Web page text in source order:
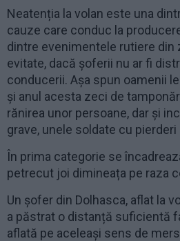
Neatenția la volan este una
cauze care conduc la
dintre evenimentele rutiere din
evitate, dacă șoferii nu ar fi
conducerii. Așa spun oamenii
și anul acesta zeci de
rănirea unor persoane, dar și
grave, unele soldate cu
În prima categorie se
petrecut joi dimineața pe raza
Un șofer din Dolhasca, aflat la
a păstrat o distanță suficientă
aflată pe aceleași sens de